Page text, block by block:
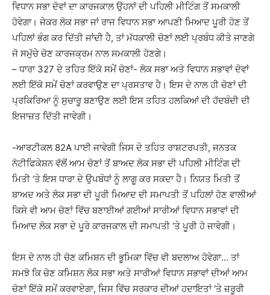
ਵਿਧਾਨ ਸਭਾ ਦੋਵਾਂ ਦਾ ਕਾਰਜਕਾਲ ਉਹਨਾਂ ਦੀ ਪਹਿਲੀ ਮੀਟਿੰਗ ਤੋਂ ਸਮਕਾਲੀ
ਹੋਵੇਗਾ। ਜੇਕਰ ਲੋਕ ਸਭਾ ਜਾਂ ਰਾਜ ਵਿਧਾਨ ਸਭਾ ਆਪਣੀ ਮਿਆਦ ਪੂਰੀ ਹੋਣ ਤੋਂ
ਪਹਿਲਾਂ ਭੰਗ ਕਰ ਦਿੱਤੀ ਜਾਂਦੀ ਹੈ, ਤਾਂ ਮੱਧਕਾਲੀ ਚੋਣਾਂ ਲਈ ਪ੍ਰਬੰਧ ਕੀਤੇ ਜਾਣਗੇ
ਜੋ ਸਮੁੱਚੇ ਚੋਣ ਕਾਰਜਕ੍ਰਮ ਨਾਲ ਸਮਕਾਲੀ ਹੋਣਗੇ।
– ਧਾਰਾ 327 ਦੇ ਤਹਿਤ ਇੱਕੋ ਸਮੇਂ ਚੋਣਾਂ- ਲੋਕ ਸਭਾ ਅਤੇ ਵਿਧਾਨ ਸਭਾਵਾਂ ਦੋਵਾਂ
ਲਈ ਇੱਕੋ ਸਮੇਂ ਚੋਣਾਂ ਕਰਵਾਉਣ ਦਾ ਪ੍ਰਸਤਾਵ ਹੈ। ਇਸ ਦੇ ਨਾਲ ਹੀ ਚੋਣਾਂ ਦੀ
ਪ੍ਰਕਿਰਿਆ ਨੂੰ ਸੁਚਾਰੂ ਬਣਾਉਣ ਲਈ ਇਸ ਤਹਿਤ ਹਲਕਿਆਂ ਦੀ ਹੱਦਬੰਦੀ ਦੀ
ਇਜਾਜ਼ਤ ਦਿੱਤੀ ਜਾਵੇਗੀ।
-ਆਰਟੀਕਲ 82A ਪਾਈ ਜਾਵੇਗੀ ਜਿਸ ਦੇ ਤਹਿਤ ਰਾਸ਼ਟਰਪਤੀ, ਜਨਤਕ
ਨੋਟੀਫਿਕੇਸ਼ਨ ਵੱਲੋਂ ਆਮ ਚੋਣਾਂ ਤੋਂ ਬਾਅਦ ਲੋਕ ਸਭਾ ਦੀ ਪਹਿਲੀ ਮੀਟਿੰਗ ਦੀ
ਮਿਤੀ ‘ਤੇ ਇਸ ਧਾਰਾ ਦੇ ਉਪਬੰਧਾਂ ਨੂੰ ਲਾਗੂ ਕਰ ਸਕਦਾ ਹੈ। ਨਿਯਤ ਮਿਤੀ ਤੋਂ
ਬਾਅਦ ਅਤੇ ਲੋਕ ਸਭਾ ਦੀ ਪੂਰੀ ਮਿਆਦ ਦੀ ਸਮਾਪਤੀ ਤੋਂ ਪਹਿਲਾਂ ਹੋਣ ਵਾਲੀਆਂ
ਕਿਸੇ ਵੀ ਆਮ ਚੋਣਾਂ ਵਿੱਚ ਬਣਾਈਆਂ ਗਈਆਂ ਸਾਰੀਆਂ ਵਿਧਾਨ ਸਭਾਵਾਂ ਦੀ
ਮਿਆਦ ਲੋਕ ਸਭਾ ਦੇ ਪੂਰੇ ਕਾਰਜਕਾਲ ਦੀ ਸਮਾਪਤੀ ‘ਤੇ ਪੂਰੀ ਹੋ ਜਾਵੇਗੀ।
ਇਸ ਦੇ ਨਾਲ ਹੀ ਚੋਣ ਕਮਿਸ਼ਨ ਦੀ ਭੂਮਿਕਾ ਵਿੱਚ ਵੀ ਬਦਲਾਅ ਹੋਵੇਗਾ… ਤਾਂ
ਸਮਝੋ ਕਿ ਚੋਣ ਕਮਿਸ਼ਨ ਲੋਕ ਸਭਾ ਅਤੇ ਸਾਰੀਆਂ ਵਿਧਾਨ ਸਭਾਵਾਂ ਦੀਆਂ ਆਮ
ਚੋਣਾਂ ਇੱਕੋ ਸਮੇਂ ਕਰਵਾਏਗਾ, ਜਿਸ ਵਿੱਚ ਸਰਕਾਰ ਦੀਆਂ ਹਦਾਇਤਾਂ ‘ਤੇ ਜ਼ਰੂਰੀ